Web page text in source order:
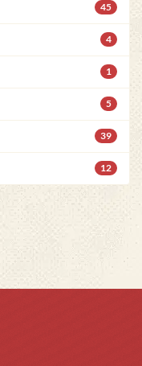
45
4
1
5
39
12